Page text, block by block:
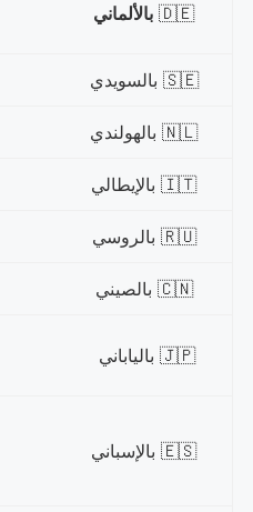
🇩🇪 بالألماني
🇸🇪 بالسويدي
🇳🇱 بالهولندي
🇮🇹 بالإيطالي
🇷🇺 بالروسي
🇨🇳 بالصيني
🇯🇵 بالياباني
🇪🇸 بالإسباني